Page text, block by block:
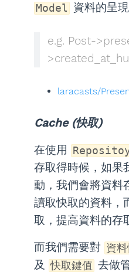
Model 資料的呈現
e.g. Post-
laracasts/
Cache (快取)
在使用
存取得時候，如果
動，我們會將資料
讀取快取的資料，
取，提高資料的存
而我們需要對 資
及 快取鍵值 去做